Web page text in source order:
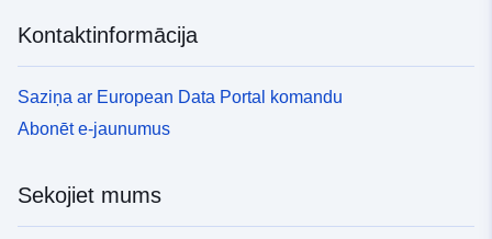
Kontaktinformācija
Saziņa ar European Data Portal komandu
Abonēt e-jaunumus
Sekojiet mums